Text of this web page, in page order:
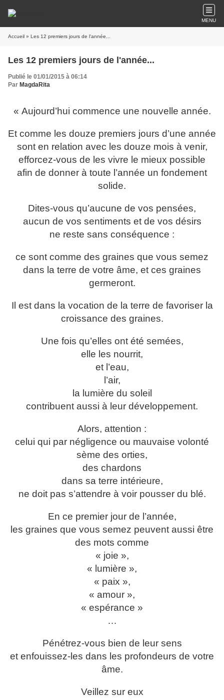
MENU
Accueil » Les 12 premiers jours de l'année...
Les 12 premiers jours de l'année...
Publié le 01/01/2015 à 06:14
Par MagdaRita
« Aujourd’hui commence une nouvelle année.
Et comme les douze premiers jours d’une année
sont en relation avec les douze mois à venir,
efforcez-vous de les vivre le mieux possible
afin de donner à toute l’année un fondement
solide.
Dites-vous qu’aucune de vos pensées,
aucun de vos sentiments et de vos désirs
ne reste sans conséquence :
ce sont comme des graines que vous semez
dans la terre de votre âme, et ces graines
germeront.
Il est dans la vocation de la terre de favoriser la
croissance des graines.
Une fois qu’elles ont été semées,
elle les nourrit,
et l’eau,
l’air,
la lumière du soleil
contribuent aussi à leur développement.
Alors, attention :
celui qui par négligence ou mauvaise volonté
sème des orties,
des chardons
dans sa terre intérieure,
ne doit pas s’attendre à voir pousser du blé.
En ce premier jour de l’année,
les graines que vous semez peuvent aussi être
des mots comme
« joie »,
« lumière »,
« paix »,
« amour »,
« espérance »
…
Pénétrez-vous bien de leur sens
et enfouissez-les dans les profondeurs de votre
âme.
Veillez sur eux